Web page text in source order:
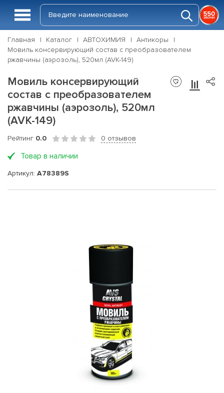
Главная Каталог АВТОХИМИЯ
Антикоры
Мовиль консервирующий состав с преобразователем
ржавчины (аэрозоль), 520мл (AVK-149)
Мовиль консервирующий
состав с преобразователем
ржавчины (аэрозоль), 520мл
(AVK-149)
Рейтинг 0.0 0 отзывов
Товар в наличии
Артикул: A78389S